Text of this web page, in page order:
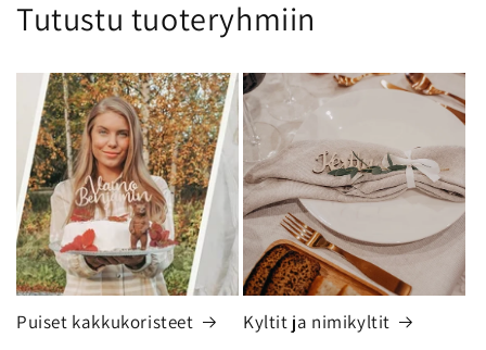
Tutustu tuoteryhmiin
Puiset kakkukoristeet Kyltit ja nimikyltit